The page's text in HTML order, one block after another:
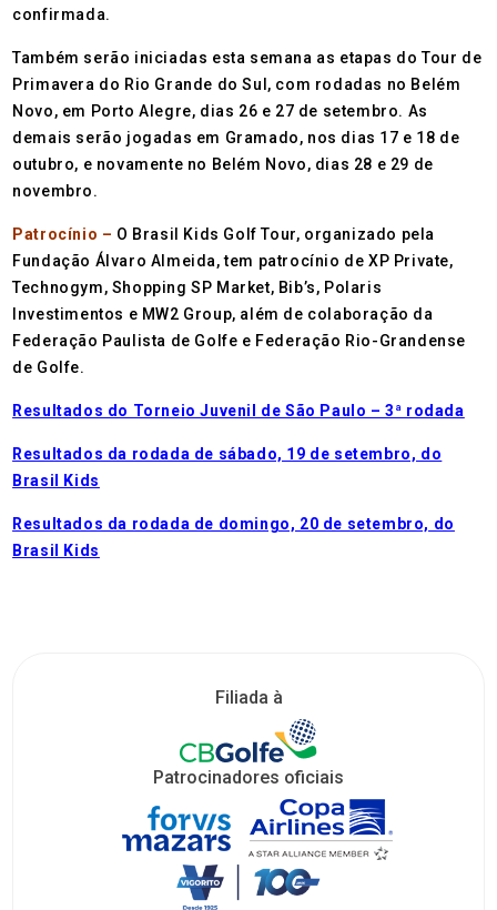
confirmada.
Também serão iniciadas esta semana as etapas do Tour de
Primavera do Rio Grande do Sul, com rodadas no Belém
Novo, em Porto Alegre, dias 26 e 27 de setembro. As
demais serão jogadas em Gramado, nos dias 17 e 18 de
outubro, e novamente no Belém Novo, dias 28 e 29 de
novembro.
Patrocínio – O Brasil Kids Golf Tour, organizado pela
Fundação Álvaro Almeida, tem patrocínio de XP Private,
Technogym, Shopping SP Market, Bib’s, Polaris
Investimentos e MW2 Group, além de colaboração da
Federação Paulista de Golfe e Federação Rio-Grandense
de Golfe.
Resultados do Torneio Juvenil de São Paulo – 3ª rodada
Resultados da rodada de sábado, 19 de setembro, do
Brasil Kids
Resultados da rodada de domingo, 20 de setembro, do
Brasil Kids
Filiada à
Patrocinadores oficiais